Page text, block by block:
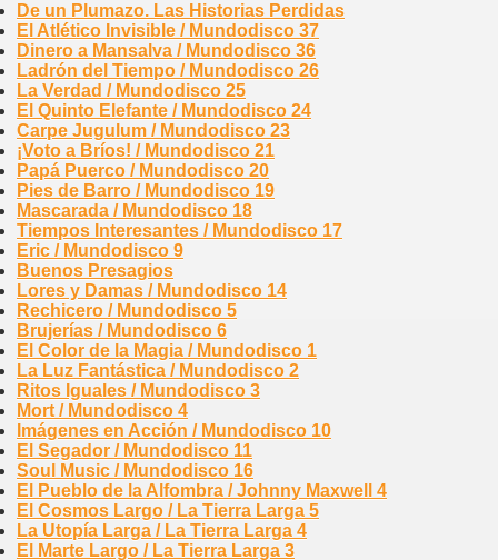
De un Plumazo. Las Historias Perdidas
El Atlético Invisible / Mundodisco 37
Dinero a Mansalva / Mundodisco 36
Ladrón del Tiempo / Mundodisco 26
La Verdad / Mundodisco 25
El Quinto Elefante / Mundodisco 24
Carpe Jugulum / Mundodisco 23
¡Voto a Bríos! / Mundodisco 21
Papá Puerco / Mundodisco 20
Pies de Barro / Mundodisco 19
Mascarada / Mundodisco 18
Tiempos Interesantes / Mundodisco 17
Eric / Mundodisco 9
Buenos Presagios
Lores y Damas / Mundodisco 14
Rechicero / Mundodisco 5
Brujerías / Mundodisco 6
El Color de la Magia / Mundodisco 1
La Luz Fantástica / Mundodisco 2
Ritos Iguales / Mundodisco 3
Mort / Mundodisco 4
Imágenes en Acción / Mundodisco 10
El Segador / Mundodisco 11
Soul Music / Mundodisco 16
El Pueblo de la Alfombra / Johnny Maxwell 4
El Cosmos Largo / La Tierra Larga 5
La Utopía Larga / La Tierra Larga 4
El Marte Largo / La Tierra Larga 3